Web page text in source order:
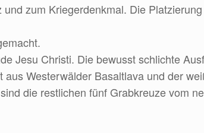
zum Kriegerdenkmal. Die
Jesu Christi. Die bewusst schlichte
Westerwälder Basaltlava und der
die restlichen fünf Grabkreuze vom